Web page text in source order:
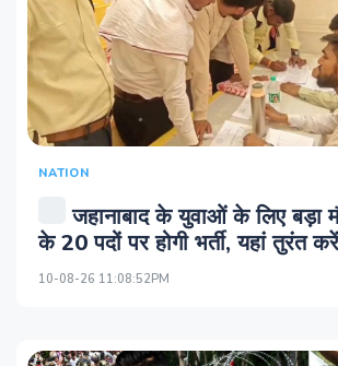
NATION
जहानाबाद के युवाओं के लिए बड़ा
के 20 पदों पर होगी भर्ती, यहां तुरंत
10-08-26 11:08:52PM